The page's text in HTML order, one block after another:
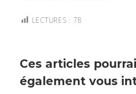
LECTURES : 78
Ces articles
également vous